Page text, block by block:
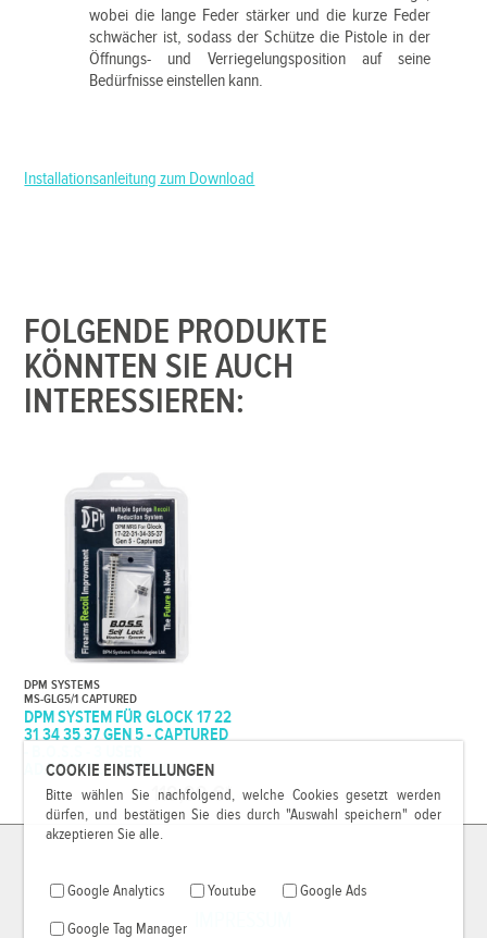
COOKIE EINSTELLUNGEN
Bitte wählen Sie nachfolgend, welche Cookies gesetzt werden
dürfen, und bestätigen Sie dies durch "Auswahl speichern" oder
akzeptieren Sie alle.
Google Analytics Youtube Google Ads
Google Tag Manager
wobei die lange Feder stärker und die kurze Feder
schwächer ist, sodass der Schütze die Pistole in der
Öffnungs- und Verriegelungsposition auf seine
Bedürfnisse einstellen kann.
Installationsanleitung zum Download
FOLGENDE PRODUKTE
KÖNNTEN SIE AUCH
INTERESSIEREN:
DPM SYSTEMS
MS-GLG5/1 CAPTURED
DPM SYSTEM FÜR GLOCK 17 22
31 34 35 37 GEN 5 - CAPTURED
ADJUSTABLE SETTINGS
119,99 €*